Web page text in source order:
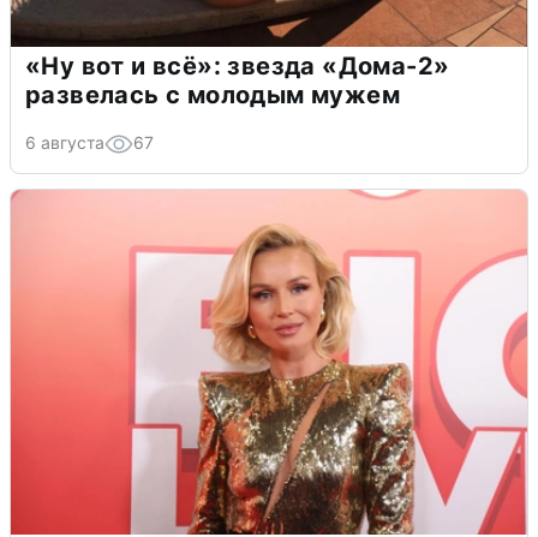
«Ну вот и всё»: звезда «Дома-2»
развелась с молодым мужем
6 августа 67